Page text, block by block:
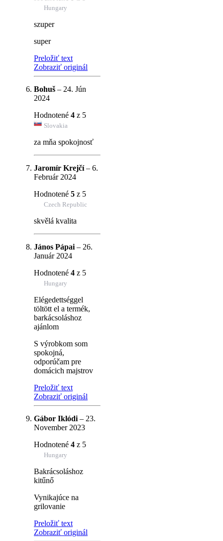
Hungary
szuper
super
Preložiť text
Zobraziť originál
Bohuš – 24. Jún
2024
Hodnotené 4 z 5
Slovakia
za mňa spokojnosť
Jaromír Krejčí – 6.
Február 2024
Hodnotené 5 z 5
Czech Republic
skvělá kvalita
János Pápai – 26.
Január 2024
Hodnotené 4 z 5
Hungary
Elégedettséggel
töltött el a termék,
barkácsoláshoz
ajánlom
S výrobkom som
spokojná,
odporúčam pre
domácich majstrov
Preložiť text
Zobraziť originál
Gábor Iklódi – 23.
November 2023
Hodnotené 4 z 5
Hungary
Bakrácsoláshoz
kitűnő
Vynikajúce na
grilovanie
Preložiť text
Zobraziť originál